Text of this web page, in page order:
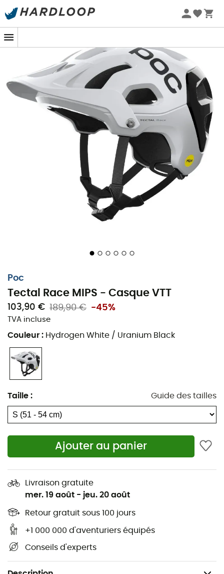
Promos d'été 🔥 -5 % EXTRA dès 2 produits* code Summer5
Poc
Tectal Race MIPS - Casque VTT
103,90 € 189,90 € -45%
TVA incluse
Couleur : Hydrogen White / Uranium Black
Taille : Guide des tailles
Ajouter au panier
Livraison gratuite
mer. 19 août - jeu. 20 août
Retour gratuit sous 100 jours
+1 000 000 d'aventuriers équipés
Conseils d'experts
Tectaldispose de larges aérations offrant une
excellente ventilation, ce qui est particulièrement utile
par temps chaud. De plus, celui-ci est doté d'une
doublure en EPS, qui est plus épaisse sur les parties
crâniennes les plus exposées, afin d'avoir une meilleure
protection. Lacoque Unibody, quant à elle, fonctionne
comme une monocoque, renforçant la structure du
casque
tout en maintenant un poids relativement
faible. Par rapport aucasque Octal, ce
casque de
offre une couverture plus étendue, offrant ainsi une
plus grande protection. Le système de réglage de la
taille est léger et facile d'utilisation, pour un ajustement
confortable et sécurisé. Pour terminer sur le net
avantage de ce modèle, il s'agit de l'ajout de la
Integra
, une technologie permettant
une absorption des chocs rotatifs, vous offrant une
excellente protection en cas de chute !
Mips Integra : la dernière technologie imaginée par
Doublure en EPS : sa doublure en EPS légère
garantit une protection optimisée.
moulés sur la doublure du casque pour améliorer
la stabilité structurelle et offrir une barrière contre
les déchirements.
Construction monocoque : sa construction
monocoque en PC assure l’intégrité structurelle du
Système de réglage à 360° : un système de
confortablement et en toute sécurité.
Ventilation testée en soufflerie : la ventilation du
casque a été optimisée en soufflerie pour apporter
une efficacité maximale.
Visière réglable : la visière du casque peut être
ajustée pour une protection sur-mesure contre les
Protection étendue : forme allongée pour mieux
recouvrir les tempes et l’arrière de la tête et
garantir une meilleure protection des zones les
plus fragiles.